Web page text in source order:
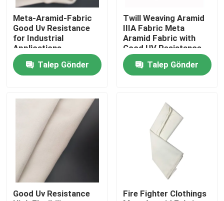
Hakkımızda
Fabrika turu
Kalite kontrol
Bize Ulaşın
Bir teklif isteği
Meta Aramid Kumaş
Para Aramid Kumaş
Meta-Aramid-Fabric
Good Uv Resistance
for Industrial
Applications
Talep Gönder
Twill Weaving Aramid
IIIA Fabric Meta
Aramid Fabric with
Good UV Resistance
and Tearing Strength
of 100NTalep Gönder
Good Uv Resistance
Fire Fighter Clothings